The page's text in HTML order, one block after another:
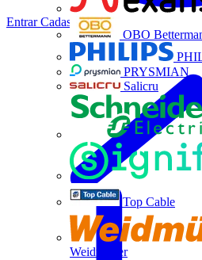
OBO
PRYSMIAN
Salicru
Top Cable
Weidmüller
EntrarCadastrar